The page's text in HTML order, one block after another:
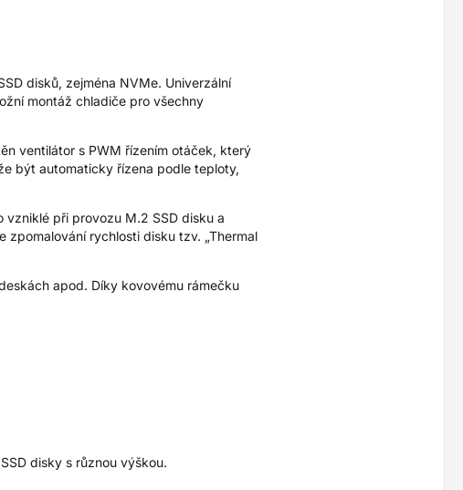
disků, zejména NVMe. Univerzální
montáž chladiče pro všechny
ventilátor s PWM řízením otáček, který
být automaticky řízena podle teploty,
při provozu M.2 SSD disku a
zpomalování rychlosti disku tzv. „Thermal
apod. Díky kovovému rámečku
disky s různou výškou.